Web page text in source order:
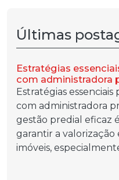
Últimas
Estratégias
com administradora
Estratégias
com administradora
gestão predial eficaz
garantir a
imóveis,